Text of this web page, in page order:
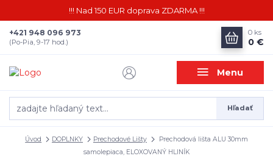
!!! Nad 150 EUR doprava ZDARMA !!!
Menu
Hľadať
+421 948 096 973
(Po-Pia, 9-17 hod.)
0 ks
0 €
Úvod DOPLNKY Prechodové Lišty
Prechodová lišta ALU 30mm
samolepiaca, ELOXOVANÝ HLINÍK